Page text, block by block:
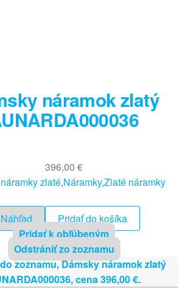
náramok zlatý
396,00 €
zlaté,Náramky,Zlaté náramky
Náhľad
Pridať do košíka
Pridať k obľúbeným
Odstrániť zo zoznamu
zoznamu, Dámsky náramok zlatý
cena396,00€.